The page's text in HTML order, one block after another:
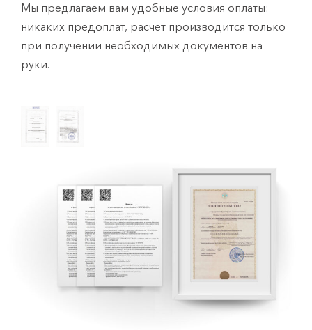
Мы предлагаем вам удобные условия оплаты:
никаких предоплат, расчет производится только
при получении необходимых документов на
руки.